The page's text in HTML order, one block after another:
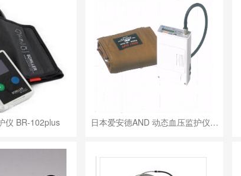
仪 BR-102plus 日本爱安德AND 动态血压监护仪…